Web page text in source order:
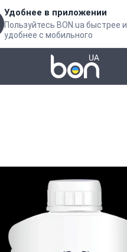
Удобнее в приложении
Пользуйтесь BON.ua быстрее и
удобнее с мобильного